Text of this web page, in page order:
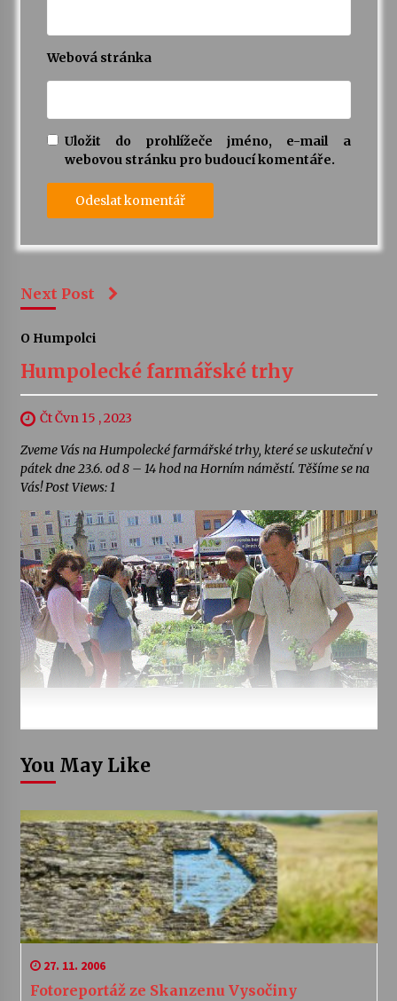
Webová stránka
Uložit do prohlížeče jméno, e-mail a
webovou stránku pro budoucí komentáře.
Next Post
O Humpolci
Humpolecké farmářské trhy
Čt Čvn 15 , 2023
Zveme Vás na Humpolecké farmářské trhy, které se uskuteční v
pátek dne 23.6. od 8 – 14 hod na Horním náměstí. Těšíme se na
Vás! Post Views: 1
You May Like
27. 11. 2006
Fotoreportáž ze Skanzenu Vysočiny